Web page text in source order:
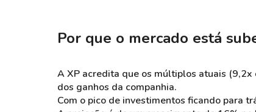
Por que o mercado está
A XP acredita que os múltiplos atuais
dos ganhos da companhia.
Com o pico de investimentos ficando para